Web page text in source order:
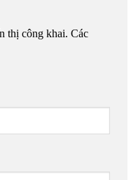
thị công khai. Các